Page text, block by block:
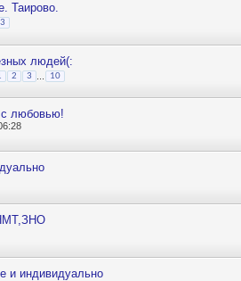
Таирово.
3
людей(:
2 3 10
с любовью!
и индивидуально